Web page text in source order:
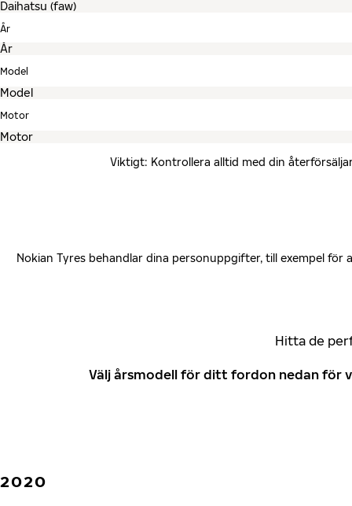
År
Model
Motor
Viktigt: Kontrollera alltid med din
Nokian Tyres behandlar dina personuppgifter, till exempel
Hitta de
Välj årsmodell för ditt fordon nedan för
2020